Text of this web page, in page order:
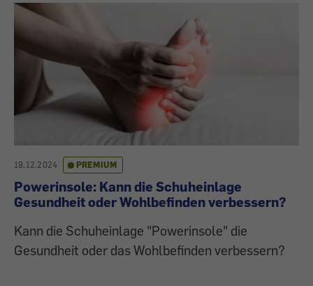
19.12.2024 PREMIUM
Powerinsole: Kann die Schuheinlage
Gesundheit oder Wohlbefinden verbessern?
Kann die Schuheinlage "Powerinsole" die
Gesundheit oder das Wohlbefinden verbessern?